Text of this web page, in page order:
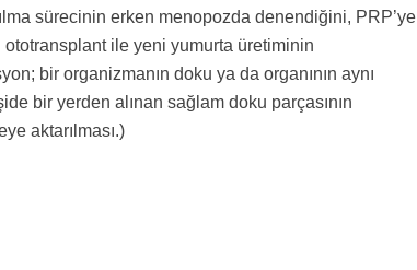
sürecinin erken menopozda denendiğini, PRP’ye
ototransplant ile yeni yumurta üretiminin
bir organizmanın doku ya da organının aynı
bir yerden alınan sağlam doku parçasının
aktarılması.)